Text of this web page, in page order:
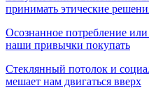
принимать этические
Осознанное потребление
наши привычки покупать
Стеклянный потолок и
мешает нам двигаться вверх